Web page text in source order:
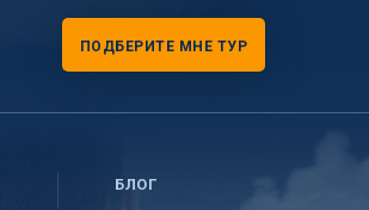
ПОДБЕРИТЕ МНЕ ТУР
БЛОГ